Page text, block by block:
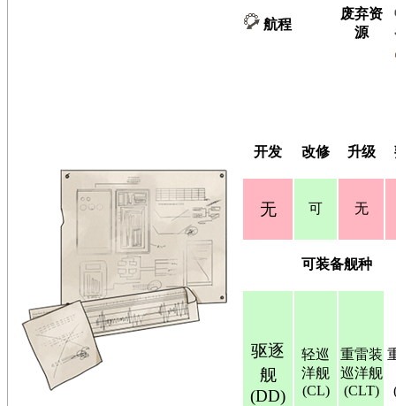
航程
废弃资
源
开发 改修 升级
无 可 无
可装备舰种
驱逐
舰
(DD)
轻巡
洋舰
(CL)
重雷装
巡洋舰
(CLT)